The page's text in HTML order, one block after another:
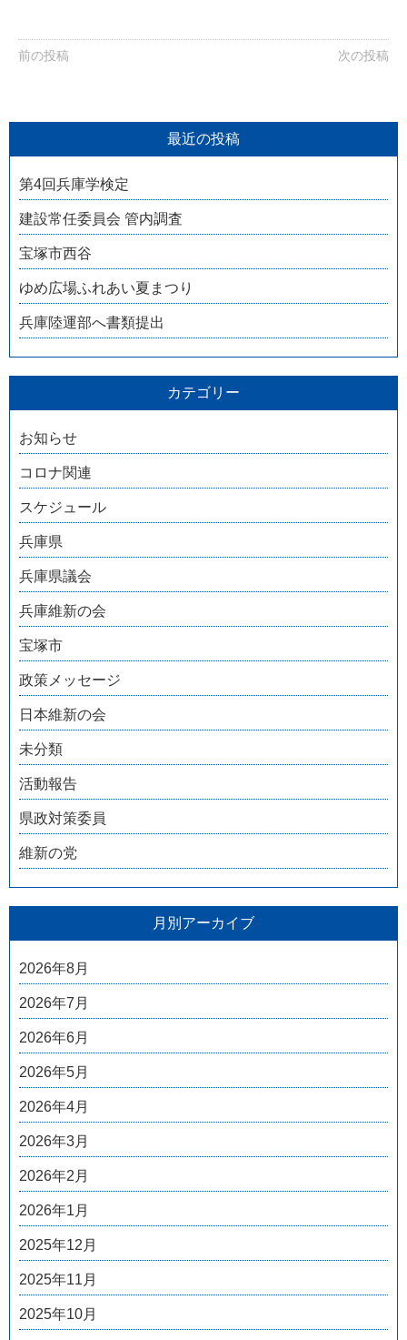
前の投稿 次の投稿
最近の投稿
第4回兵庫学検定
建設常任委員会 管内調査
宝塚市西谷
ゆめ広場ふれあい夏まつり
兵庫陸運部へ書類提出
カテゴリー
お知らせ
コロナ関連
スケジュール
兵庫県
兵庫県議会
兵庫維新の会
宝塚市
政策メッセージ
日本維新の会
未分類
活動報告
県政対策委員
維新の党
月別アーカイブ
2026年8月
2026年7月
2026年6月
2026年5月
2026年4月
2026年3月
2026年2月
2026年1月
2025年12月
2025年11月
2025年10月